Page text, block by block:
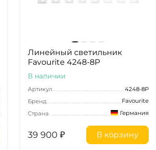
Линейный светильник
Favourite 4248-8P
В наличии
Артикул
4248-8P
Бренд
Favourite
Страна
Германия
39 900 ₽ В корзину